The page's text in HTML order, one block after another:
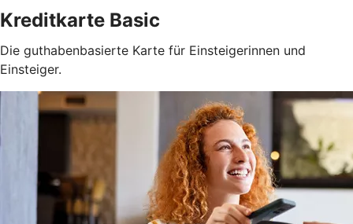
Kreditkarte Basic
Die guthabenbasierte Karte für Einsteigerinnen und
Einsteiger.